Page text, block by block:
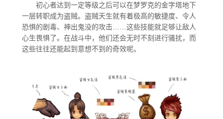
辉煌领域
龙之城洛阳
初心者达到一定等级之后可以在梦罗克的金字塔地下
一层转职成为盗贼。盗贼天生就有着极高的敏捷度、令人
恐惧的剧毒、神出鬼没的攻击……这些技能就足够让敌人
心生畏惧了。在战斗中，他们还会无时不刻进行骚扰，而
这些往往还能起到意想不到的奇效呢。